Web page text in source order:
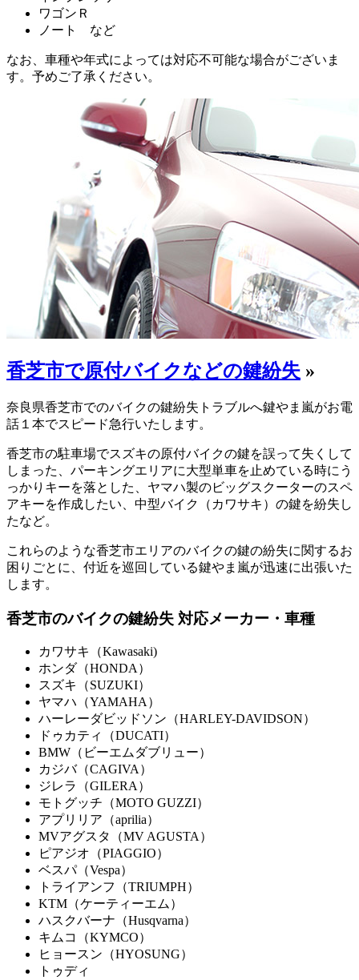
ワゴンＲ
ノート など
なお、車種や年式によっては対応不可能な場合がございま
す。予めご了承ください。
香芝市で原付バイクなどの鍵紛失 »
奈良県香芝市でのバイクの鍵紛失トラブルへ鍵やま嵐がお電
話１本でスピード急行いたします。
香芝市の駐車場でスズキの原付バイクの鍵を誤って失くして
しまった、パーキングエリアに大型単車を止めている時にう
っかりキーを落とした、ヤマハ製のビッグスクーターのスペ
アキーを作成したい、中型バイク（カワサキ）の鍵を紛失し
たなど。
これらのような香芝市エリアのバイクの鍵の紛失に関するお
困りごとに、付近を巡回している鍵やま嵐が迅速に出張いた
します。
香芝市のバイクの鍵紛失 対応メーカー・車種
カワサキ（Kawasaki)
ホンダ（HONDA）
スズキ（SUZUKI）
ヤマハ（YAMAHA）
ハーレーダビッドソン（HARLEY-DAVIDSON）
ドゥカティ（DUCATI）
BMW（ビーエムダブリュー）
カジバ（CAGIVA）
ジレラ（GILERA）
モトグッチ（MOTO GUZZI）
アプリリア（aprilia）
MVアグスタ（MV AGUSTA）
ピアジオ（PIAGGIO）
ベスパ（Vespa）
トライアンフ（TRIUMPH）
KTM（ケーティーエム）
ハスクバーナ（Husqvarna）
キムコ（KYMCO）
ヒョースン（HYOSUNG）
トゥディ